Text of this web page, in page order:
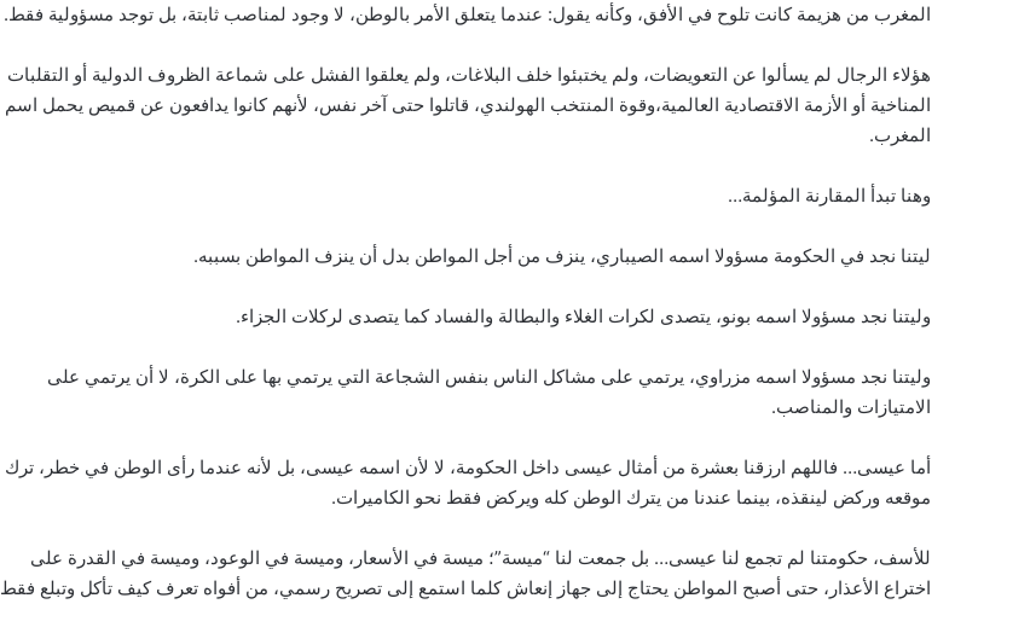
المغرب من هزيمة كانت تلوح في الأفق، وكأنه يقول: عندما يتعلق الأمر بالوطن، لا وجود لمناصب ثابتة، بل توجد مسؤولية فقط.
هؤلاء الرجال لم يسألوا عن التعويضات، ولم يختبئوا خلف البلاغات، ولم يعلقوا الفشل على شماعة الظروف الدولية أو التقلبات
المناخية أو الأزمة الاقتصادية العالمية،وقوة المنتخب الهولندي، قاتلوا حتى آخر نفس، لأنهم كانوا يدافعون عن قميص يحمل اسم
المغرب.
وهنا تبدأ المقارنة المؤلمة…
ليتنا نجد في الحكومة مسؤولا اسمه الصيباري، ينزف من أجل المواطن بدل أن ينزف المواطن بسببه.
وليتنا نجد مسؤولا اسمه بونو، يتصدى لكرات الغلاء والبطالة والفساد كما يتصدى لركلات الجزاء.
وليتنا نجد مسؤولا اسمه مزراوي، يرتمي على مشاكل الناس بنفس الشجاعة التي يرتمي بها على الكرة، لا أن يرتمي على
الامتيازات والمناصب.
أما عيسى… فاللهم ارزقنا بعشرة من أمثال عيسى داخل الحكومة، لا لأن اسمه عيسى، بل لأنه عندما رأى الوطن في خطر، ترك
موقعه وركض لينقذه، بينما عندنا من يترك الوطن كله ويركض فقط نحو الكاميرات.
للأسف، حكومتنا لم تجمع لنا عيسى… بل جمعت لنا “ميسة”؛ ميسة في الأسعار، وميسة في الوعود، وميسة في القدرة على
اختراع الأعذار، حتى أصبح المواطن يحتاج إلى جهاز إنعاش كلما استمع إلى تصريح رسمي، من أفواه تعرف كيف تأكل وتبلع فقط